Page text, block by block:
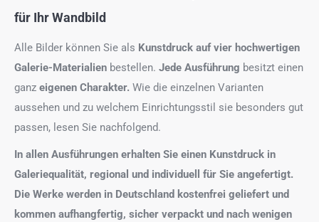
für Ihr Wandbild
Alle Bilder können Sie als Kunstdruck auf vier hochwertigen
Galerie-Materialien bestellen. Jede Ausführung besitzt einen
ganz eigenen Charakter. Wie die einzelnen Varianten
aussehen und zu welchem Einrichtungsstil sie besonders gut
passen, lesen Sie nachfolgend.
In allen Ausführungen erhalten Sie einen Kunstdruck in
Galeriequalität, regional und individuell für Sie angefertigt.
Die Werke werden in Deutschland kostenfrei geliefert und
kommen aufhangfertig, sicher verpackt und nach wenigen